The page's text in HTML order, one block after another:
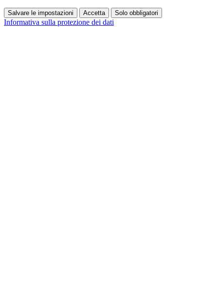
Salvare le impostazioni Accetta Solo obbligatori
Informativa sulla protezione dei dati